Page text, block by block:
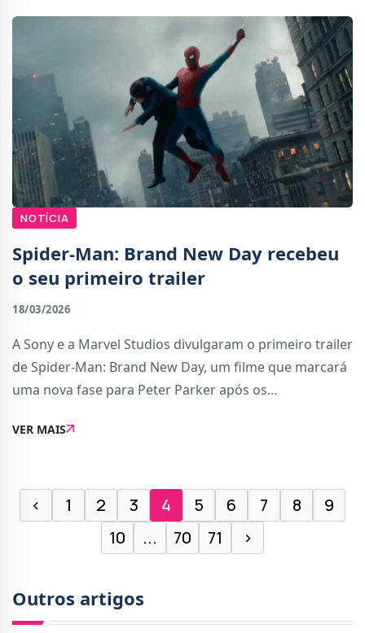
NOTÍCIA
Spider-Man: Brand New Day recebeu
o seu primeiro trailer
18/03/2026
A Sony e a Marvel Studios divulgaram o primeiro trailer
de Spider-Man: Brand New Day, um filme que marcará
uma nova fase para Peter Parker após os
trailer, Peter continua a lidar com as consequências d
VER MAIS
‹ 1 2 3 4 5 6 7 8
9
10
... 70 71 ›
Outros artigos